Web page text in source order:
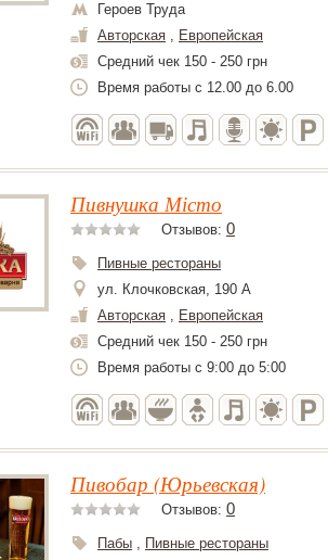
Героев Труда
Авторская , Европейская
Средний чек 150 - 250 грн
Время работы c 12.00 до 6.00
Пивнушка Місто
Отзывов: 0
Пивные рестораны
ул. Клочковская, 190 А
Авторская , Европейская
Средний чек 150 - 250 грн
Время работы с 9:00 до 5:00
Пивобар (Юрьевская)
Отзывов: 0
Пабы , Пивные рестораны